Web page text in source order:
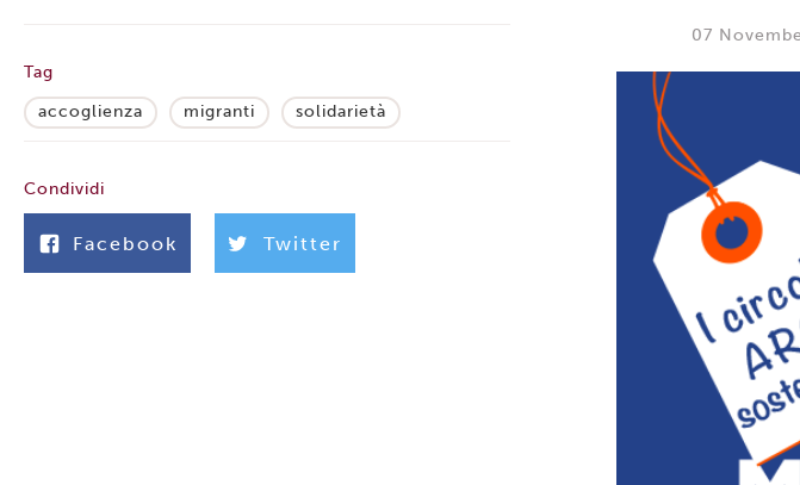
Tag
accoglienza
migranti solidarietà
Condividi
Facebook Twitter
07